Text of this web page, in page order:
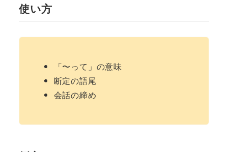
使い方
「〜って」の意味
断定の語尾
会話の締め